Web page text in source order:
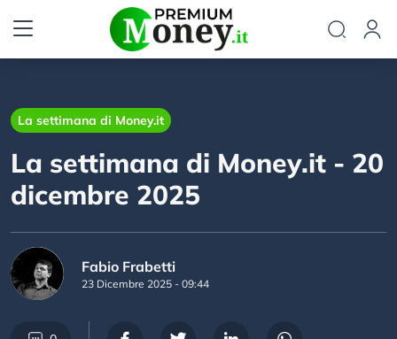
La settimana di Money.it
La settimana di Money.it - 20
dicembre 2025
Fabio Frabetti
23 Dicembre 2025 - 09:44